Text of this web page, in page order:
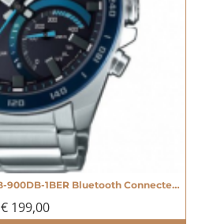
Casio Edifice Bluetooth ECB-900DB-1BER Bluetooth Connected horloge - 605189
€ 199,00